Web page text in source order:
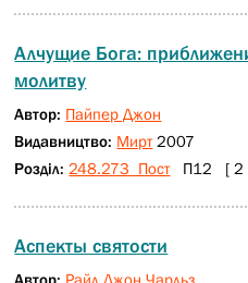
Алчущие Бога:
молитву
Автор: Пайпер Джон
Видавництво: Мирт2007
Розділ: 248.273 ПостП12 [ 2
Аспекты святости
Автор: Райл Джон Чарльз